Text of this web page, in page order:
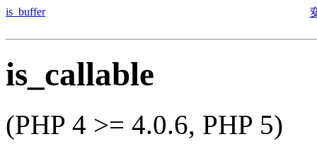
is_buffer
is_callable
(PHP 4 >= 4.0.6, PHP 5)